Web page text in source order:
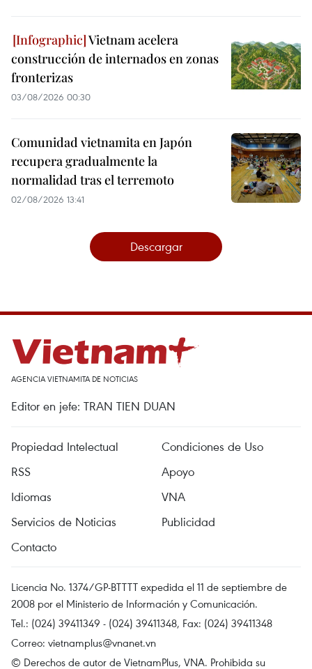
Vietnam acelera
construcción de internados en zonas
fronterizas
03/08/2026 00:30
Comunidad vietnamita en Japón
recupera gradualmente la
normalidad tras el terremoto
02/08/2026 13:41
Descargar
AGENCIA VIETNAMITA DE NOTICIAS
Editor en jefe: TRAN TIEN DUAN
Propiedad Intelectual
Condiciones de Uso
RSS
Apoyo
Idiomas
VNA
Servicios de Noticias
Publicidad
Contacto
Licencia No. 1374/GP-BTTTT expedida el 11 de septiembre de
2008 por el Ministerio de Información y Comunicación.
Tel.: (024) 39411349 - (024) 39411348, Fax: (024) 39411348
Correo: vietnamplus@vnanet.vn
© Derechos de autor de VietnamPlus, VNA. Prohibida su